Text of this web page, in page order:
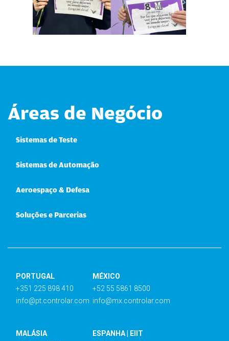
Áreas de Negócio
Sistemas de Teste
Sistemas de Automação
Aeroespaço & Defesa
Soluções e Parcerias
PORTUGAL
+351 225 898 410
info@pt.controlar.com
MÉXICO
+52 55 5861 8500
info@mx.controlar.com
MALÁSIA
ESPANHA | EIIT